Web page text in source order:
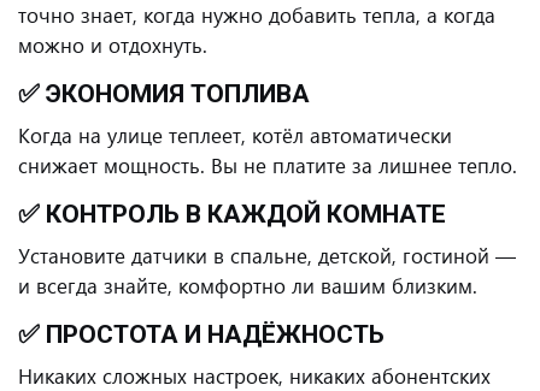
точно знает, когда нужно добавить тепла, а когда
можно и отдохнуть.
✅ ЭКОНОМИЯ ТОПЛИВА
Когда на улице теплеет, котёл автоматически
снижает мощность. Вы не платите за лишнее тепло.
✅ КОНТРОЛЬ В КАЖДОЙ КОМНАТЕ
Установите датчики в спальне, детской, гостиной —
и всегда знайте, комфортно ли вашим близким.
✅ ПРОСТОТА И НАДЁЖНОСТЬ
Никаких сложных настроек, никаких абонентских